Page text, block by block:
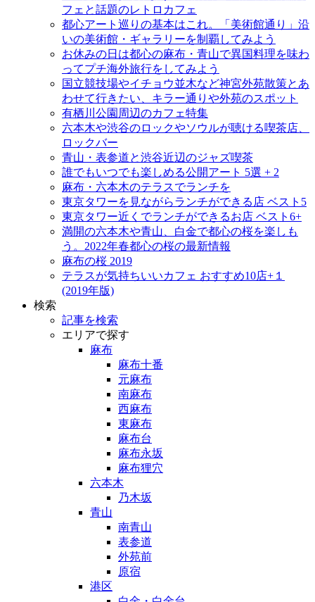
フェと話題のレトロカフェ
都心アート巡りの基本はこれ。「美術館通り」沿
いの美術館・ギャラリーを制覇してみよう
お休みの日は都心の麻布・青山で異国料理を味わ
ってプチ海外旅行をしてみよう
国立競技場やイチョウ並木など神宮外苑散策とあ
わせて行きたい、キラー通りや外苑のスポット
有栖川公園周辺のカフェ特集
六本木や渋谷のロックやソウルが聴ける喫茶店、
ロックバー
青山・表参道と渋谷近辺のジャズ喫茶
誰でもいつでも楽しめる公開アート 5選 + 2
麻布・六本木のテラスでランチを
東京タワーを見ながらランチができる店 ベスト5
東京タワー近くでランチができるお店 ベスト6+
満開の六本木や青山、白金で都心の桜を楽しも
う。2022年春都心の桜の最新情報
麻布の桜 2019
テラスが気持ちいいカフェ おすすめ10店+１
(2019年版)
検索
記事を検索
エリアで探す
麻布
麻布十番
元麻布
南麻布
西麻布
東麻布
麻布台
麻布永坂
麻布狸穴
六本木
乃木坂
青山
南青山
表参道
外苑前
原宿
港区